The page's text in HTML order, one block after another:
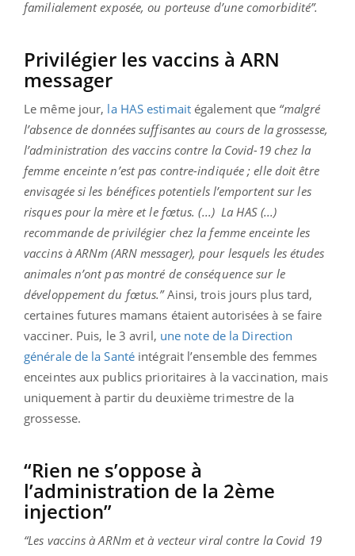
familialement exposée, ou porteuse d’une comorbidité”.
Privilégier les vaccins à ARN
messager
Le même jour, la HAS estimait également que “malgré
l’absence de données suffisantes au cours de la grossesse,
l’administration des vaccins contre la Covid-19 chez la
femme enceinte n’est pas contre-indiquée ; elle doit être
envisagée si les bénéfices potentiels l’emportent sur les
risques pour la mère et le fœtus. (...) La HAS (...)
recommande de privilégier chez la femme enceinte les
vaccins à ARNm (ARN messager), pour lesquels les études
animales n’ont pas montré de conséquence sur le
développement du fœtus.”Ainsi, trois jours plus tard,
certaines futures mamans étaient autorisées à se faire
vacciner. Puis, le 3 avril, une note de la Direction
générale de la Santé intégrait l’ensemble des femmes
enceintes aux publics prioritaires à la vaccination, mais
uniquement à partir du deuxième trimestre de la
grossesse.
“Rien ne s’oppose à
l’administration de la 2ème
injection”
“Les vaccins à ARNm et à vecteur viral contre la Covid 19